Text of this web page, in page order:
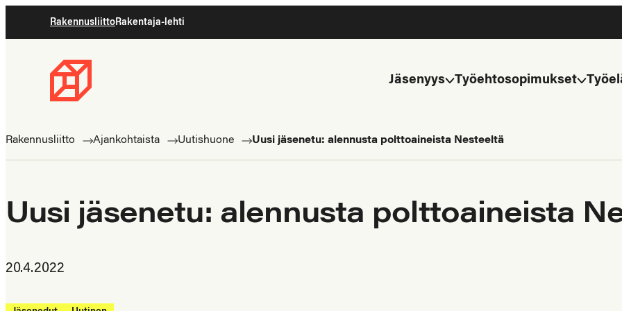
suoraan
RakennusliittoRakentaja-lehti
Rakennusliitto
ammattilaisten
Jäsenyys Työehtosopimukset
Rakennusliitto Ajankohtaista Uutishuone Uusi jäsenetu: alennusta polttoaineista Nesteeltä
Uusi jäsenetu: alennusta polttoaineista
20.4.2022